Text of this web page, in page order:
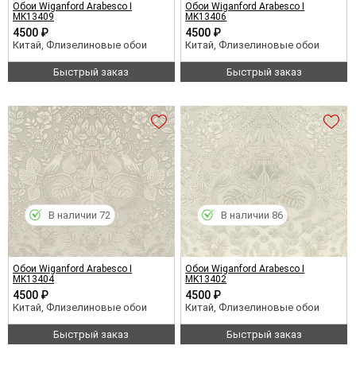
Обои Wiganford Arabesco I
MK13409
4500 ₽
Китай, Флизелиновые обои
Быстрый заказ
Обои Wiganford Arabesco I
MK13406
4500 ₽
Китай, Флизелиновые обои
Быстрый заказ
Обои Wiganford Arabesco I
MK13404
4500 ₽
Китай, Флизелиновые обои
Быстрый заказ
В наличии 72
Обои Wiganford Arabesco I
MK13402
4500 ₽
Китай, Флизелиновые обои
Быстрый заказ
В наличии 86